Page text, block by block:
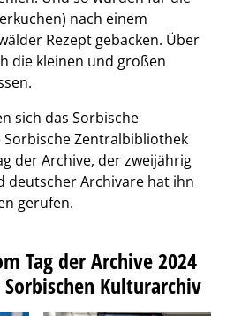
nach einem
Rezept gebacken. Über
die kleinen und großen
sich das Sorbische
Zentralbibliothek
der Archive, der zweijährig
deutscher Archivare hat ihn
gerufen.
Tag der Archive 2024
Kulturarchiv